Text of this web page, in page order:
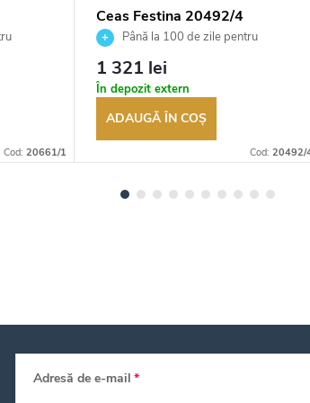
Cod: 20661/1
Ceas Festina 20492/4
Până la 100 de zile pentru
returnarea bunurilor. Vânzător
autorizat
1 321 lei
În depozit extern
ADAUGĂ ÎN COŞ
Cod: 20492/
Adresă de e-mail